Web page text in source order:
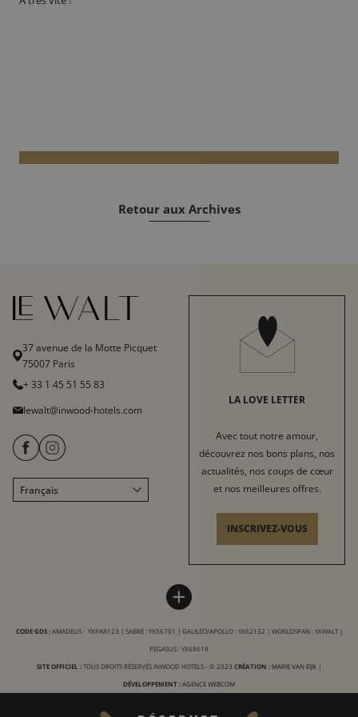
Retour aux Archives
37 avenue de la Motte Picquet
75007 Paris
+ 33 1 45 51 55 83
lewalt@inwood-hotels.com
Français
English
Conditions générales de vente
Conditions générales d'utilisation
À propos
Carrière
Nos destinations
LABELS & CERTIFICATIONS
LA LOVE LETTER
Avec tout notre amour,
découvrez nos bons plans, nos
actualités, nos coups de cœur
et nos meilleures offres.
INSCRIVEZ-VOUS
+
CODE GDS :AMADEUS : YXPAR123 | SABRE : YX56701 | GALILEO/APOLLO : YX62132 | WORLDSPAN : YXWALT |
PEGASUS : YX68618
SITE OFFICIEL :TOUS DROITS RÉSERVÉS INWOOD HOTELS - © 2023 CRÉATION :MARIE VAN EIJK |
DÉVELOPPEMENT :AGENCE WEBCOM